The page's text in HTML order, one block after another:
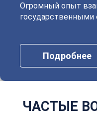
Огромный опыт
государственными
Подробнее
ЧАСТЫЕ